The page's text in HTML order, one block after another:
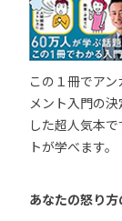
この１冊でア
メント入門の
した超人気本
トが学べます。
あなたの怒り